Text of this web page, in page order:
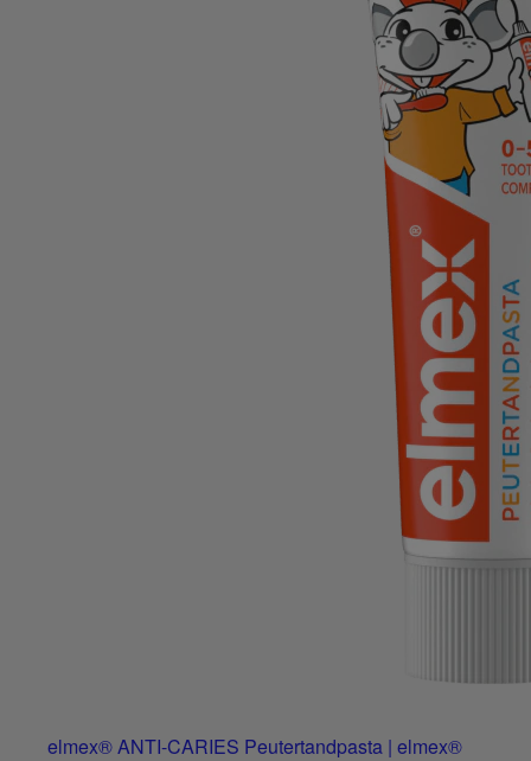
elmex® ANTI-CARIES Peutertandpasta | elmex®